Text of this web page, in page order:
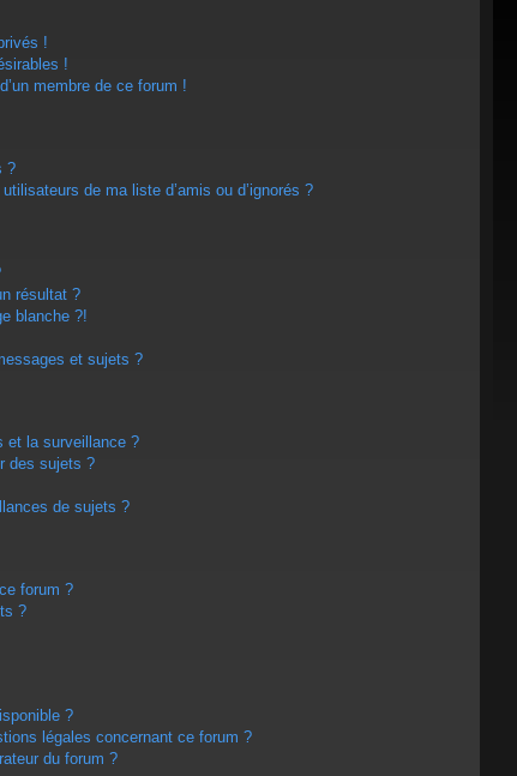
!
!
membre de ce forum !
?
de ma liste d’amis ou d’ignorés ?
résultat ?
blanche ?!
et sujets ?
et la surveillance ?
des sujets ?
de sujets ?
forum ?
?
?
légales concernant ce forum ?
du forum ?